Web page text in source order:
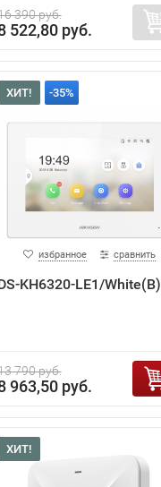
390 руб.
522,80 руб.
ХИТ! -35%
избранное сравнить
KH6320-LE1/White(B)
790 руб.
963,50 руб.
ХИТ!